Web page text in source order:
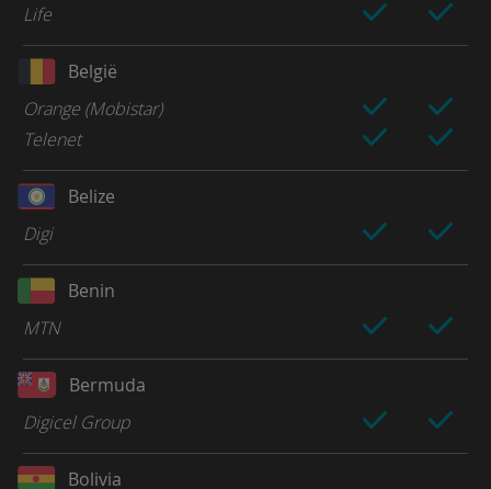
Life
België
Orange (Mobistar)
Telenet
Belize
Digi
Benin
MTN
Bermuda
Digicel Group
Bolivia